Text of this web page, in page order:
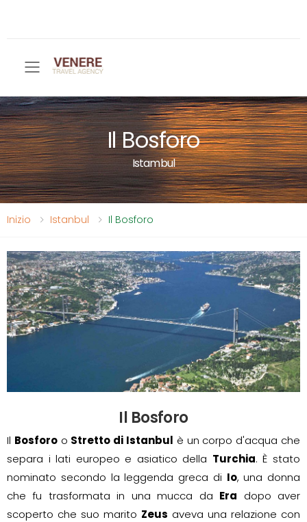
Toggle mobile menu
Il Bosforo
Istambul
Inizio Istanbul Il Bosforo
Il Bosforo
Il Bosforoo Stretto di Istanbul è un corpo d'acqua che
separa i lati europeo e asiatico della Turchia. È stato
nominato secondo la leggenda greca di Io, una donna
che fu trasformata in una mucca da Era dopo aver
scoperto che suo marito Zeus aveva una relazione con